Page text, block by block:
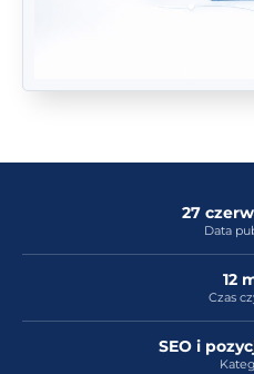
27
Data
12
Czas
SEO i